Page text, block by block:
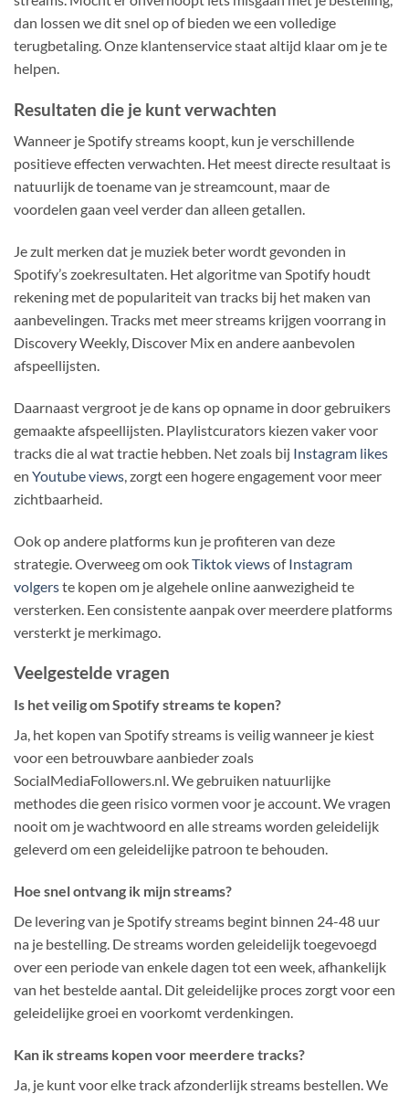
dan lossen we dit snel op of bieden we een volledige
terugbetaling. Onze klantenservice staat altijd klaar om je te
helpen.
Resultaten die je kunt verwachten
Wanneer je Spotify streams koopt, kun je verschillende
positieve effecten verwachten. Het meest directe resultaat is
natuurlijk de toename van je streamcount, maar de
voordelen gaan veel verder dan alleen getallen.
Je zult merken dat je muziek beter wordt gevonden in
Spotify’s zoekresultaten. Het algoritme van Spotify houdt
rekening met de populariteit van tracks bij het maken van
aanbevelingen. Tracks met meer streams krijgen voorrang in
Discovery Weekly, Discover Mix en andere aanbevolen
afspeellijsten.
Daarnaast vergroot je de kans op opname in door gebruikers
gemaakte afspeellijsten. Playlistcurators kiezen vaker voor
tracks die al wat tractie hebben. Net zoals bij Instagram likes
en Youtube views, zorgt een hogere engagement voor meer
zichtbaarheid.
Ook op andere platforms kun je profiteren van deze
strategie. Overweeg om ookTiktok viewsofInstagram
volgerste kopen om je algehele online aanwezigheid te
versterken. Een consistente aanpak over meerdere platforms
versterkt je merkimago.
Veelgestelde vragen
Is het veilig om Spotify streams te kopen?
Ja, het kopen van Spotify streams is veilig wanneer je kiest
voor een betrouwbare aanbieder zoals
SocialMediaFollowers.nl. We gebruiken natuurlijke
methodes die geen risico vormen voor je account. We vragen
nooit om je wachtwoord en alle streams worden geleidelijk
geleverd om een geleidelijke patroon te behouden.
Hoe snel ontvang ik mijn streams?
De levering van je Spotify streams begint binnen 24-48 uur
na je bestelling. De streams worden geleidelijk toegevoegd
over een periode van enkele dagen tot een week, afhankelijk
van het bestelde aantal. Dit geleidelijke proces zorgt voor een
geleidelijke groei en voorkomt verdenkingen.
Kan ik streams kopen voor meerdere tracks?
Ja, je kunt voor elke track afzonderlijk streams bestellen. We